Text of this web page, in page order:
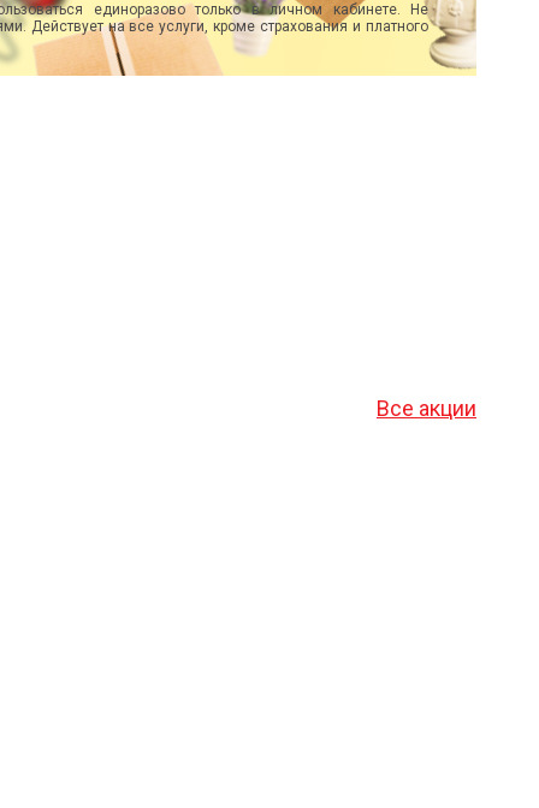
единоразово только в личном кабинете. Не
Действует на все услуги, кроме страхования и платного
Все акции